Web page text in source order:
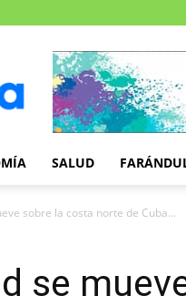
SALUD
sobre la costa norte de Cuba...
se